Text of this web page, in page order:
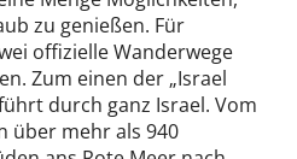
zu genießen. Für
offizielle Wanderwege
Zum einen der „Israel
durch ganz Israel. Vom
über mehr als 940